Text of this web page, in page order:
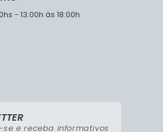
- 13:00h às 18:00h
se e receba informativos